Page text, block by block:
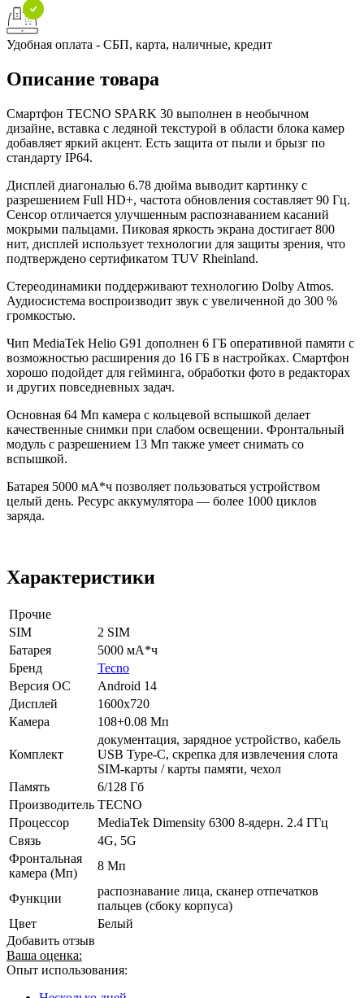
Удобная оплата - СБП, карта, наличные, кредит
Описание товара
Смартфон TECNO SPARK 30 выполнен в необычном
дизайне, вставка с ледяной текстурой в области блока камер
добавляет яркий акцент. Есть защита от пыли и брызг по
стандарту IP64.
Дисплей диагональю 6.78 дюйма выводит картинку с
разрешением Full HD+, частота обновления составляет 90 Гц.
Сенсор отличается улучшенным распознаванием касаний
мокрыми пальцами. Пиковая яркость экрана достигает 800
нит, дисплей использует технологии для защиты зрения, что
подтверждено сертификатом TUV Rheinland.
Стереодинамики поддерживают технологию Dolby Atmos.
Аудиосистема воспроизводит звук с увеличенной до 300 %
громкостью.
Чип MediaTek Helio G91 дополнен 6 ГБ оперативной памяти с
возможностью расширения до 16 ГБ в настройках. Смартфон
хорошо подойдет для гейминга, обработки фото в редакторах
и других повседневных задач.
Основная 64 Мп камера с кольцевой вспышкой делает
качественные снимки при слабом освещении. Фронтальный
модуль с разрешением 13 Мп также умеет снимать со
вспышкой.
Батарея 5000 мА*ч позволяет пользоваться устройством
целый день. Ресурс аккумулятора — более 1000 циклов
заряда.
Характеристики
Прочие
SIM
2 SIM
Батарея
5000 мА*ч
Бренд
Tecno
Версия ОС
Android 14
Дисплей
1600x720
Камера
108+0.08 Мп
Комплект
документация, зарядное устройство, кабель
USB Type-C, скрепка для извлечения слота
SIM-карты / карты памяти, чехол
Память
6/128 Гб
Производитель TECNO
Процессор
MediaTek Dimensity 6300 8-ядерн. 2.4 ГГц
Связь
4G, 5G
Фронтальная
камера (Мп)
8 Мп
Функции
распознавание лица, сканер отпечатков
пальцев (сбоку корпуса)
Цвет
Белый
Добавить отзыв
Ваша оценка:
Опыт использования: